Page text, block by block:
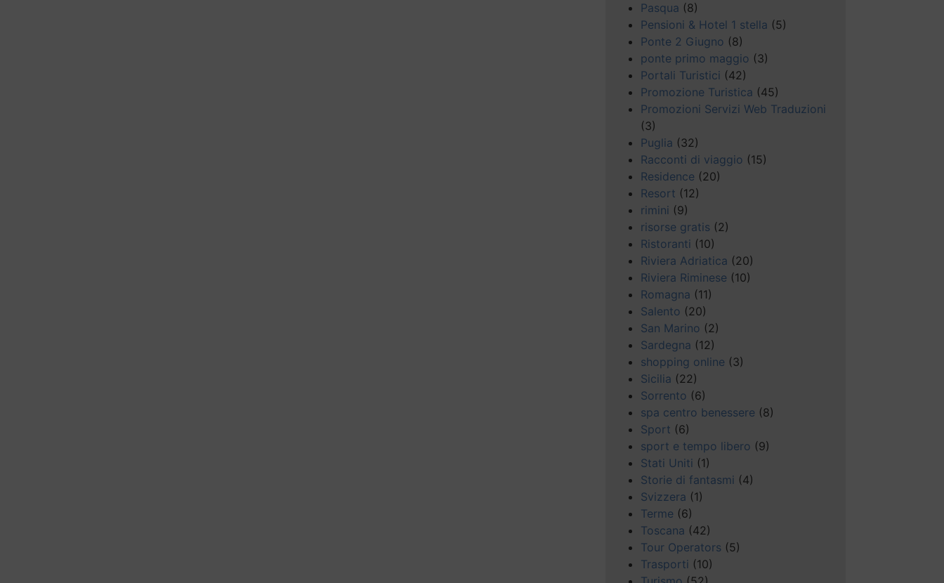
Pasqua (8)
Pensioni & Hotel 1 stella (5)
Ponte 2 Giugno (8)
ponte primo maggio (3)
Portali Turistici (42)
Promozione Turistica (45)
Promozioni Servizi Web Traduzioni
(3)
Puglia (32)
Racconti di viaggio (15)
Residence (20)
Resort (12)
rimini (9)
risorse gratis (2)
Ristoranti (10)
Riviera Adriatica (20)
Riviera Riminese (10)
Romagna (11)
Salento (20)
San Marino (2)
Sardegna (12)
shopping online (3)
Sicilia (22)
Sorrento (6)
spa centro benessere (8)
Sport (6)
sport e tempo libero (9)
Stati Uniti (1)
Storie di fantasmi (4)
Svizzera (1)
Terme (6)
Toscana (42)
Tour Operators (5)
Trasporti (10)